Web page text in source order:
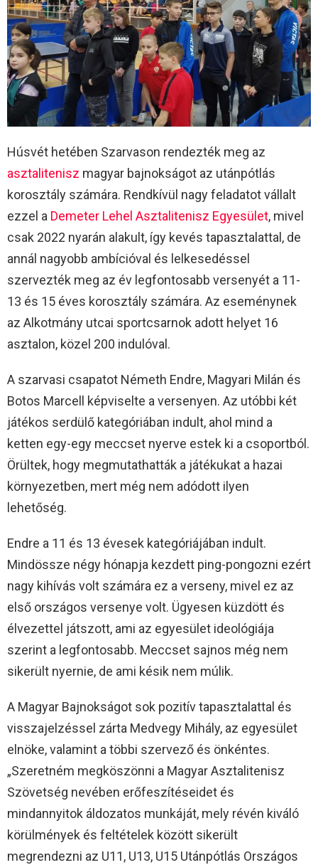
Húsvét hetében Szarvason rendezték meg az
asztalitenisz magyar bajnokságot az utánpótlás
korosztály számára. Rendkívül nagy feladatot vállalt
ezzel a Demeter Lehel Asztalitenisz Egyesület, mivel
csak 2022 nyarán alakult, így kevés tapasztalattal, de
annál nagyobb ambícióval és lelkesedéssel
szervezték meg az év legfontosabb versenyét a 11-
13 és 15 éves korosztály számára. Az eseménynek
az Alkotmány utcai sportcsarnok adott helyet 16
asztalon, közel 200 indulóval.
A szarvasi csapatot Németh Endre, Magyari Milán és
Botos Marcell képviselte a versenyen. Az utóbbi két
játékos serdülő kategóriában indult, ahol mind a
ketten egy-egy meccset nyerve estek ki a csoportból.
Örültek, hogy megmutathatták a játékukat a hazai
környezetben, mert még nem adódott ilyen
lehetőség.
Endre a 11 és 13 évesek kategóriájában indult.
Mindössze négy hónapja kezdett ping-pongozni ezért
nagy kihívás volt számára ez a verseny, mivel ez az
első országos versenye volt. Ügyesen küzdött és
élvezettel játszott, ami az egyesület ideológiája
szerint a legfontosabb. Meccset sajnos még nem
sikerült nyernie, de ami késik nem múlik.
A Magyar Bajnokságot sok pozitív tapasztalattal és
visszajelzéssel zárta Medvegy Mihály, az egyesület
elnöke, valamint a többi szervező és önkéntes.
„Szeretném megköszönni a Magyar Asztalitenisz
Szövetség nevében erőfeszítéseidet és
mindannyitok áldozatos munkáját, mely révén kiváló
körülmények és feltételek között sikerült
megrendezni az U11, U13, U15 Utánpótlás Országos